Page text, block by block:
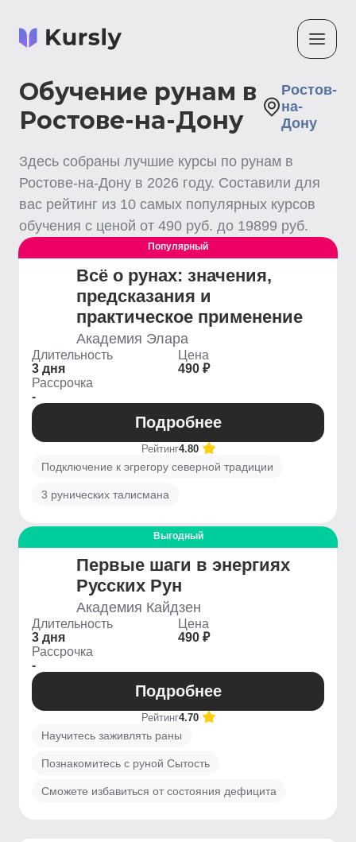
Обучение рунам в
Ростове-на-Дону
Ростов-
на-
Дону
Здесь собраны лучшие курсы по рунам в
Ростове-на-Дону в 2026 году. Составили для
вас рейтинг из 10 самых популярных курсов
обучения с ценой от 490 руб. до 19899 руб.
Популярный
Всё о рунах: значения,
предсказания и
практическое применение
Академия Элара
Длительность
3 дня
Цена
490 ₽
Рассрочка
-
Подробнее
Рейтинг4.80
Подключение к эгрегору северной традиции
3 рунических талисмана
Выгодный
Первые шаги в энергиях
Русских Рун
Академия Кайдзен
Длительность
3 дня
Цена
490 ₽
Рассрочка
-
Подробнее
Рейтинг4.70
Научитесь заживлять раны
Познакомитесь с руной Сытость
Сможете избавиться от состояния дефицита